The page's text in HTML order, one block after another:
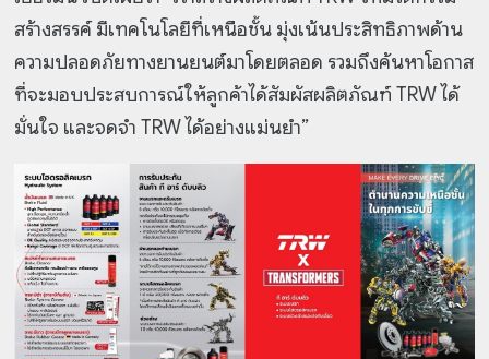
สร้างสรรค์ มีเทคโนโลยีที่เหนือชั้น มุ่งเน้นประสิทธิภาพด้าน
ความปลอดภัยทางยานยนต์มาโดยตลอด รวมถึงค้นหาโอกาส
ที่จะมอบประสบการณ์ให้ลูกค้าได้สัมผัสผลิตภัณฑ์ TRW ได้
มั่นใจ และจดจำ TRW ได้อย่างแม่นยำ”